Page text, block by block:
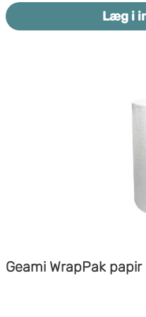
majsstivelse, som er
Støddæmpende
Miljøvenligt
Læg i
Geami WrapPak papir